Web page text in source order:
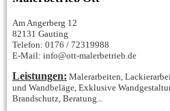
Am Angerberg 12
82131 Gauting
Telefon: 0176 / 72319988‬
E-Mail: info@ott-malerbetrieb.de
Leistungen: Malerarbeiten,
und Wandbeläge, Exklusive
Brandschutz, Beratung...